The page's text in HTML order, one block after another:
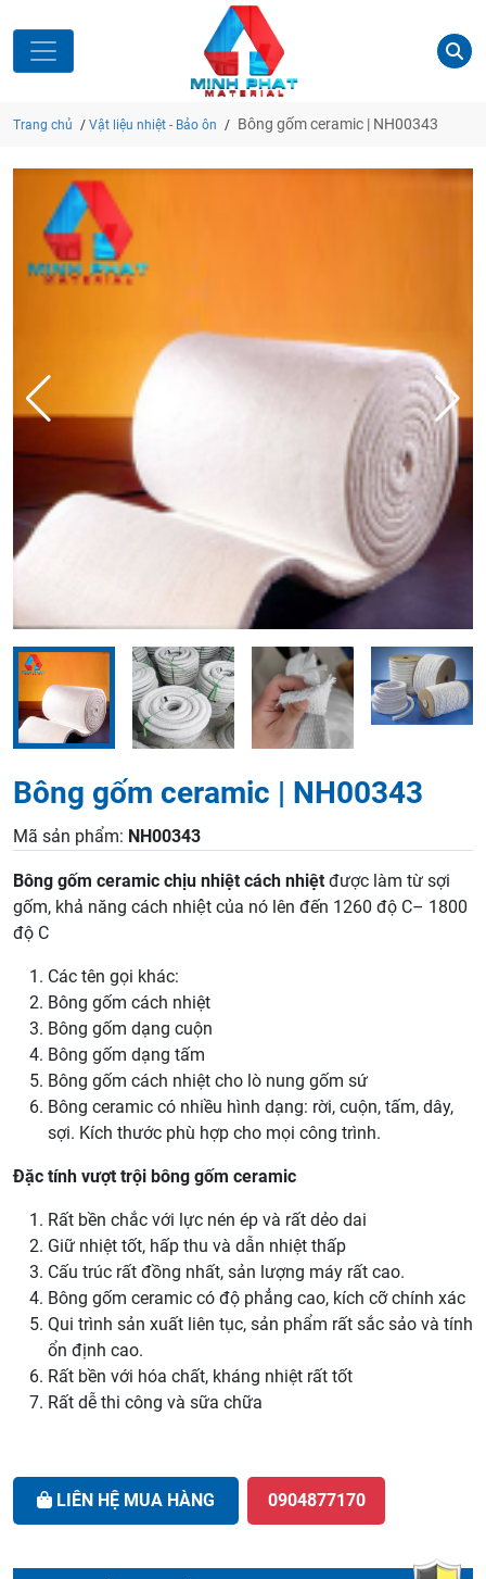
Trang chủ / Vật liệu nhiệt - Bảo ôn / Bông gốm ceramic | NH00343
Bông gốm ceramic | NH00343
Mã sản phẩm: NH00343
Bông gốm ceramic chịu nhiệt cách nhiệt được làm từ sợi
gốm, khả năng cách nhiệt của nó lên đến 1260 độ C– 1800
độ C
Các tên gọi khác:
Bông gốm cách nhiệt
Bông gốm dạng cuộn
Bông gốm dạng tấm
Bông gốm cách nhiệt cho lò nung gốm sứ
Bông ceramic có nhiều hình dạng: rời, cuộn, tấm, dây,
sợi. Kích thước phù hợp cho mọi công trình.
Đặc tính vượt trội bông gốm ceramic
Rất bền chắc với lực nén ép và rất dẻo dai
Giữ nhiệt tốt, hấp thu và dẫn nhiệt thấp
Cấu trúc rất đồng nhất, sản lượng máy rất cao.
Bông gốm ceramic có độ phẳng cao, kích cỡ chính xác
Qui trình sản xuất liên tục, sản phẩm rất sắc sảo và tính
ổn định cao.
Rất bền với hóa chất, kháng nhiệt rất tốt
Rất dễ thi công và sữa chữa
LIÊN HỆ MUA HÀNG 0904877170